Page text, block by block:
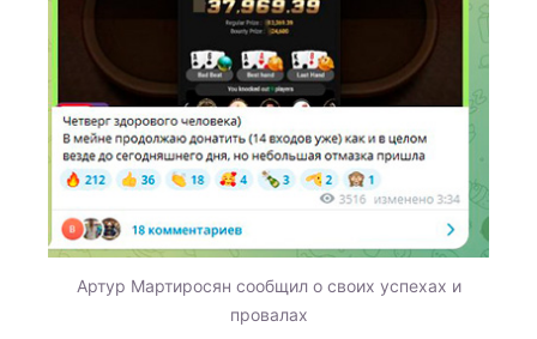
Артур Мартиросян сообщил о своих успехах и
провалах